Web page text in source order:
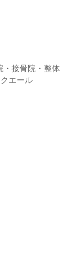
・接骨院・整体
エール